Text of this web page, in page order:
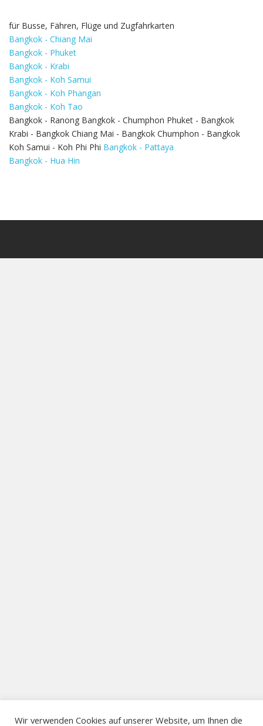
für Busse, Fähren, Flüge und Zugfahrkarten
Bangkok - Chiang Mai
Bangkok - Phuket
Bangkok - Krabi
Bangkok - Koh Samui
Bangkok - Koh Phangan
Bangkok - Koh Tao
Bangkok - Ranong Bangkok - Chumphon Phuket - Bangkok
Krabi - Bangkok Chiang Mai - Bangkok Chumphon - Bangkok
Koh Samui - Koh Phi Phi Bangkok - Pattaya
Bangkok - Hua Hin
Wir verwenden Cookies auf unserer Website, um Ihnen die